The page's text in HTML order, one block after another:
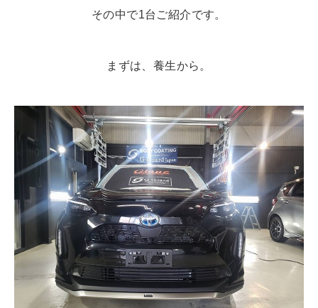
その中で1台ご紹介です。
まずは、養生から。